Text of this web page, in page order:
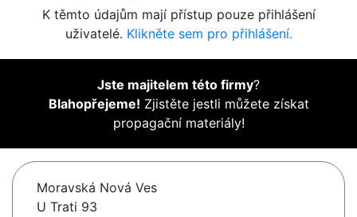
K těmto údajům mají přístup pouze přihlášení
uživatelé. Klikněte sem pro přihlášení.
Jste majitelem této firmy?
Blahopřejeme! Zjistěte jestli můžete získat
propagační materiály!
Moravská Nová Ves
U Trati 93